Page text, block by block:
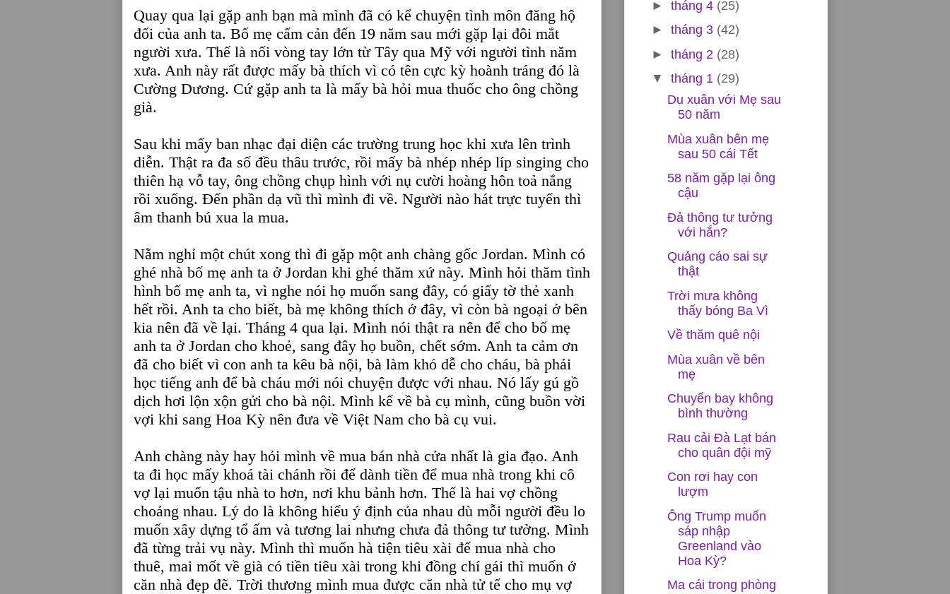
Quay qua lại gặp anh bạn mà mình đã có kể chuyện tình môn đăng hộ
đối của anh ta. Bố mẹ cấm cản đến 19 năm sau mới gặp lại đôi mắt
người xưa. Thế là nối vòng tay lớn từ Tây qua Mỹ với người tình năm
xưa. Anh này rất được mấy bà thích vì có tên cực kỳ hoành tráng đó là
Cường Dương. Cứ gặp anh ta là mấy bà hỏi mua thuốc cho ông chồng
già.
Sau khi mấy ban nhạc đại diện các trường trung học khi xưa lên trình
diễn. Thật ra đa số đều thâu trước, rồi mấy bà nhép nhép líp singing cho
thiên hạ vỗ tay, ông chồng chụp hình với nụ cười hoàng hôn toả nắng
rồi xuống. Đến phần dạ vũ thì mình đi về. Người nào hát trực tuyến thì
âm thanh bú xua la mua.
Nằm nghỉ một chút xong thì đi gặp một anh chàng gốc Jordan. Mình có
ghé nhà bố mẹ anh ta ở Jordan khi ghé thăm xứ này. Mình hỏi thăm tình
hình bố mẹ anh ta, vì nghe nói họ muốn sang đây, có giấy tờ thẻ xanh
hết rồi. Anh ta cho biết, bà mẹ không thích ở đây, vì còn bà ngoại ở bên
kia nên đã về lại. Tháng 4 qua lại. Mình nói thật ra nên để cho bố mẹ
anh ta ở Jordan cho khoẻ, sang đây họ buồn, chết sớm. Anh ta cảm ơn
đã cho biết vì con anh ta kêu bà nội, bà làm khó dễ cho cháu, bà phải
học tiếng anh để bà cháu mới nói chuyện được với nhau. Nó lấy gú gồ
dịch hơi lộn xộn gửi cho bà nội. Mình kể về bà cụ mình, cũng buồn vời
vợi khi sang Hoa Kỳ nên đưa về Việt Nam cho bà cụ vui.
Anh chàng này hay hỏi mình về mua bán nhà cửa nhất là gia đạo. Anh
ta đi học mấy khoá tài chánh rồi để dành tiền để mua nhà trong khi cô
vợ lại muốn tậu nhà to hơn, nơi khu bảnh hơn. Thế là hai vợ chồng
choảng nhau. Lý do là không hiểu ý định của nhau dù mỗi người đều lo
muốn xây dựng tổ ấm và tương lai nhưng chưa đả thông tư tưởng. Mình
đã từng trải vụ này. Mình thì muốn hà tiện tiêu xài để mua nhà cho
thuê, mai mốt về già có tiền tiêu xài trong khi đồng chí gái thì muốn ở
căn nhà đẹp đẽ. Trời thương mình mua được căn nhà tử tế cho mụ vợ
► tháng 4 (25)
► tháng 3 (42)
► tháng 2 (28)
▼ tháng 1 (29)
Du xuân với Mẹ sau
50 năm
Mùa xuân bên mẹ
sau 50 cái Tết
58 năm gặp lại ông
cậu
Đả thông tư tưởng
với hắn?
Quảng cáo sai sự
thật
Trời mưa không
thấy bóng Ba Vì
Về thăm quê nội
Mùa xuân về bên
mẹ
Chuyến bay không
bình thường
Rau cải Đà Lạt bán
cho quân đội mỹ
Con rơi hay con
lượm
Ông Trump muốn
sáp nhập
Greenland vào
Hoa Kỳ?
Ma cái trong phòng